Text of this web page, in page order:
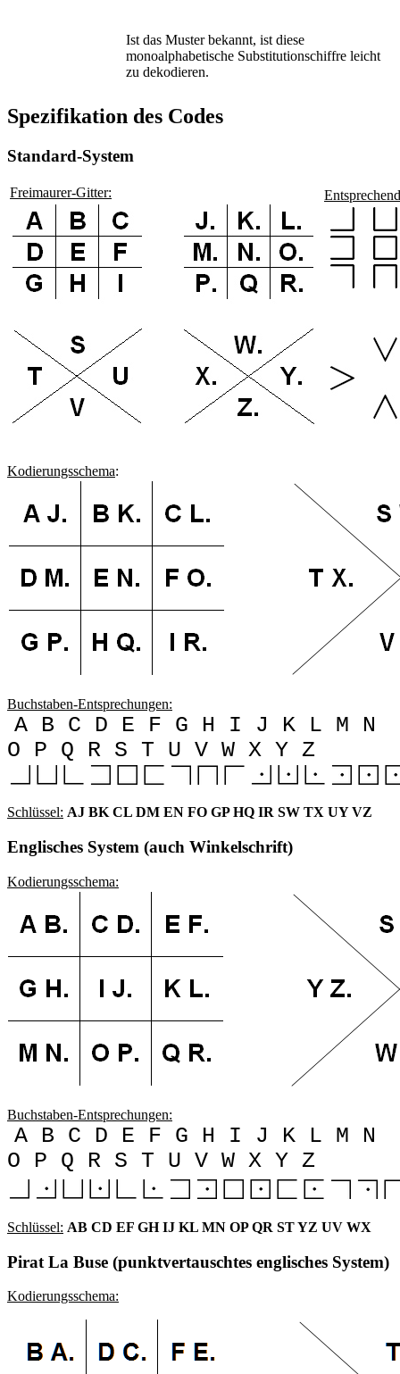
Ist das Muster bekannt, ist diese
monoalphabetische Substitutionschiffre leicht
zu dekodieren.
Spezifikation des Codes
Standard-System
Freimaurer-Gitter:
Kodierungsschema:
Buchstaben-Entsprechungen:
A B C D E F G H I J K L M N
O P Q R S T U V W X Y Z
Schlüssel: AJ BK CL DM EN FO GP HQ IR SW TX UY VZ
Englisches System (auch Winkelschrift)
Kodierungsschema:
Buchstaben-Entsprechungen:
A B C D E F G H I J K L M N
O P Q R S T U V W X Y Z
Schlüssel: AB CD EF GH IJ KL MN OP QR ST YZ UV WX
Pirat La Buse (punktvertauschtes englisches System)
Kodierungsschema: